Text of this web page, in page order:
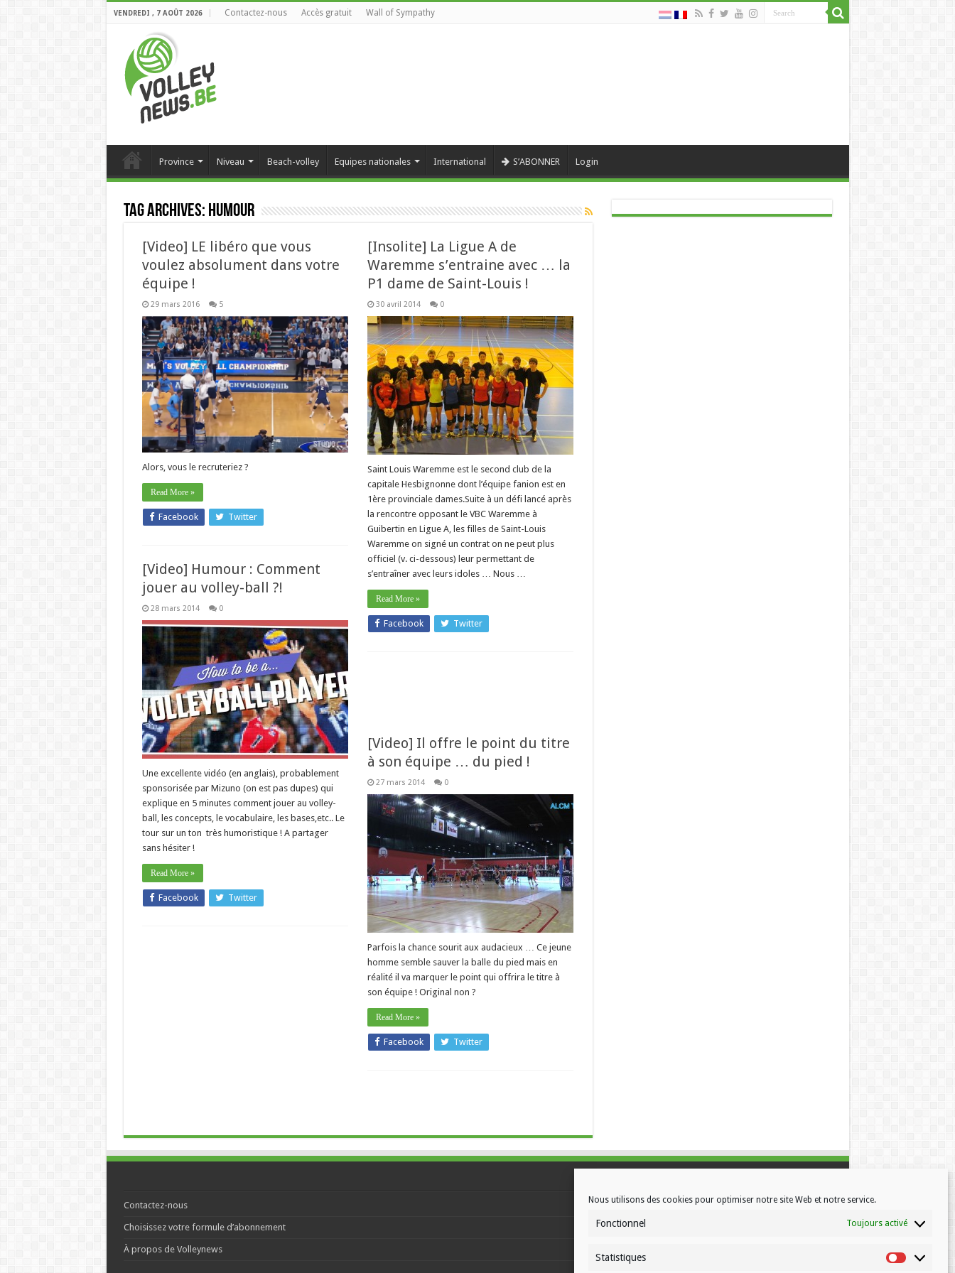
Nous utilisons des cookies pour optimiser notre site Web et notre service.
Fonctionnel Toujours activé
Statistiques Statistiques
VENDREDI , 7 AOÛT 2026 Contactez-nous Accès gratuit Wall of Sympathy
Province Niveau Beach-volley Equipes nationales International S’ABONNER Login
Tag Archives: humour
[Video] LE libéro que vous
voulez absolument dans votre
équipe !
29 mars 2016 5
Alors, vous le recruteriez ?
Read More »
Facebook Twitter
[Insolite] La Ligue A de
Waremme s’entraine avec … la
P1 dame de Saint-Louis !
30 avril 2014 0
Saint Louis Waremme est le second club de la
capitale Hesbignonne dont l’équipe fanion est en
1ère provinciale dames.Suite à un défi lancé après
la rencontre opposant le VBC Waremme à
Guibertin en Ligue A, les filles de Saint-Louis
Waremme on signé un contrat on ne peut plus
officiel (v. ci-dessous) leur permettant de
s’entraîner avec leurs idoles … Nous …
Read More »
Facebook Twitter
[Video] Humour : Comment
jouer au volley-ball ?!
28 mars 2014 0
Une excellente vidéo (en anglais), probablement
sponsorisée par Mizuno (on est pas dupes) qui
explique en 5 minutes comment jouer au volley-
ball, les concepts, le vocabulaire, les bases,etc.. Le
tour sur un ton très humoristique ! A partager
sans hésiter !
Read More »
Facebook Twitter
[Video] Il offre le point du titre
à son équipe … du pied !
27 mars 2014 0
Parfois la chance sourit aux audacieux … Ce jeune
homme semble sauver la balle du pied mais en
réalité il va marquer le point qui offrira le titre à
son équipe ! Original non ?
Read More »
Facebook Twitter
Contactez-nous
Choisissez votre formule d’abonnement
À propos de Volleynews